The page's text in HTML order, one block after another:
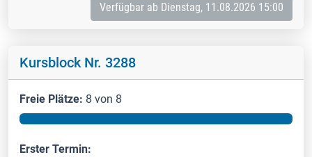
Verfügbar ab Dienstag, 11.08.2026 15:00
Kursblock Nr. 3288
Freie Plätze: 8 von 8
Erster Termin: